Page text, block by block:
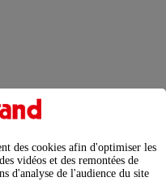
des appareils
électrique
: concentrer les
performances
des cookies afin d'optimiser les
vidéos et des remontées de
d'analyse de l'audience du site